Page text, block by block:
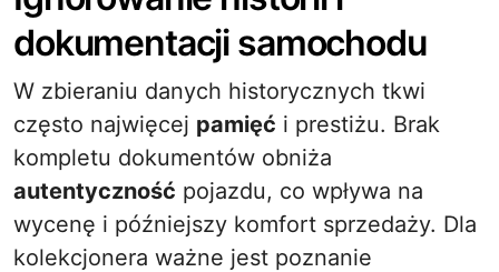
dokumentacji samochodu
W zbieraniu danych historycznych tkwi
często najwięcej pamięć i prestiżu. Brak
kompletu dokumentów obniża
autentyczność pojazdu, co wpływa na
wycenę i późniejszy komfort sprzedaży. Dla
kolekcjonera ważne jest poznanie